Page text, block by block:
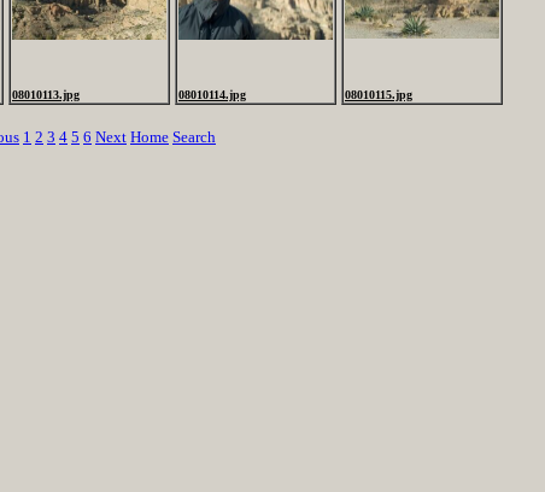
08010113.jpg 08010114.jpg 08010115.jpg
1 2 3 4 5 6 Next Home Search